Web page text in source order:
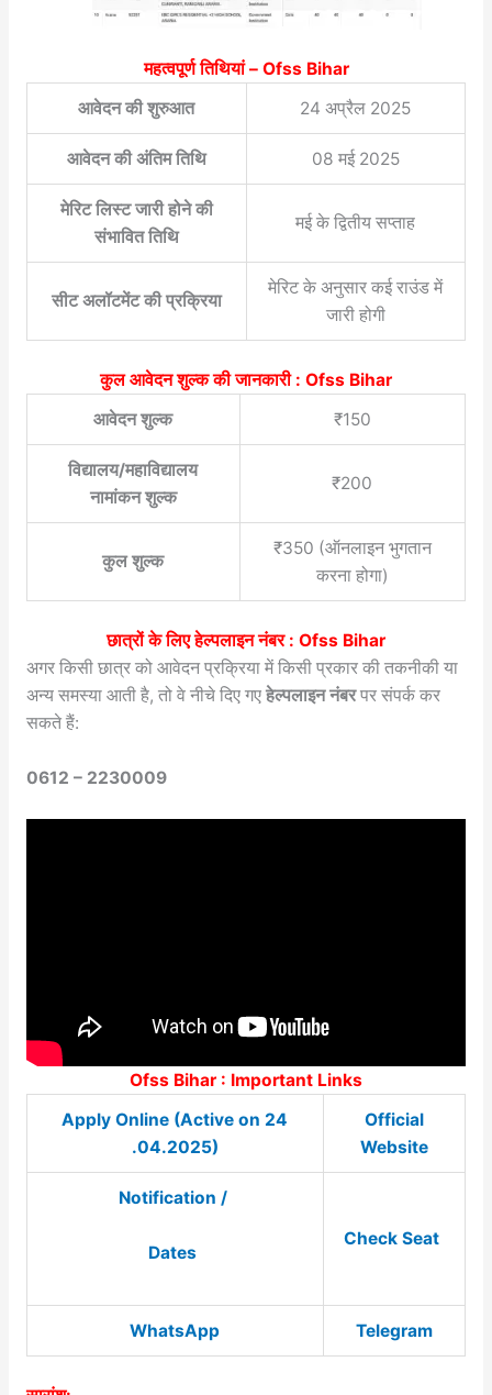
महत्वपूर्ण तिथियां – Ofss Bihar
आवेदन की शुरुआत
24 अप्रैल 2025
आवेदन की अंतिम तिथि 08 मई 2025
मेरिट लिस्ट जारी होने की
संभावित तिथि
मई के द्वितीय सप्ताह
सीट अलॉटमेंट की प्रक्रिया
मेरिट के अनुसार कई राउंड में
जारी होगी
कुल आवेदन शुल्क की जानकारी : Ofss Bihar
आवेदन शुल्क
₹150
विद्यालय/महाविद्यालय
नामांकन शुल्क
₹200
कुल शुल्क
₹350 (ऑनलाइन भुगतान
करना होगा)
छात्रों के लिए हेल्पलाइन नंबर : Ofss Bihar
अगर किसी छात्र को आवेदन प्रक्रिया में किसी प्रकार की तकनीकी या
अन्य समस्या आती है, तो वे नीचे दिए गए हेल्पलाइन नंबरपर संपर्क कर
सकते हैं:
0612 – 2230009
Ofss Bihar : Important Links
Apply Online (Active on 24
.04.2025)
Official
Website
Notification /
Dates
Check Seat
WhatsApp Telegram